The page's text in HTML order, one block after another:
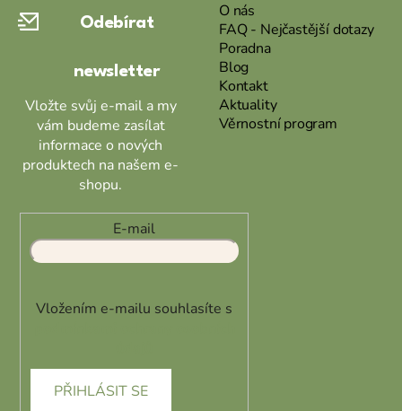
Odebírat
newsletter
Vložte svůj e-mail a my
vám budeme zasílat
informace o nových
produktech na našem e-
shopu.
E-mail
Vložením e-mailu souhlasíte s
PŘIHLÁSIT SE
O nás
FAQ - Nejčastější dotazy
Poradna
Blog
Kontakt
Aktuality
Věrnostní program